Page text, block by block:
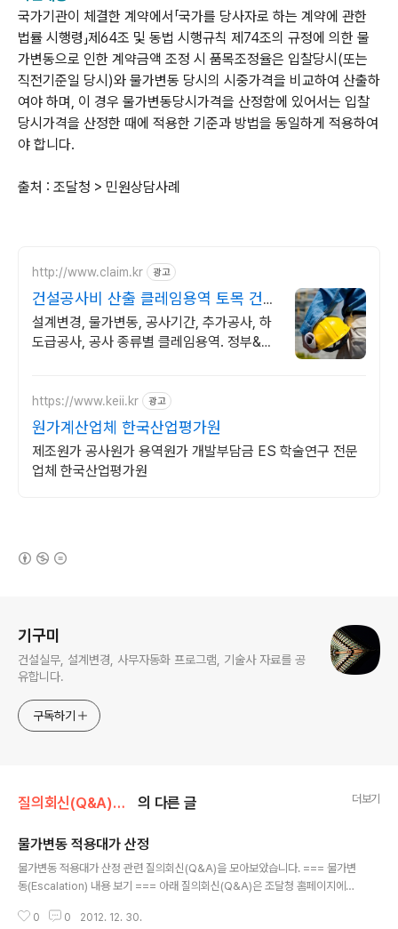
국가기관이 체결한 계약에서「국가를 당사자로 하는 계약에 관한
법률 시행령」제64조 및 동법 시행규칙 제74조의 규정에 의한 물
가변동으로 인한 계약금액 조정 시 품목조정율은 입찰당시(또는
직전기준일 당시)와 물가변동 당시의 시중가격을 비교하여 산출하
여야 하며, 이 경우 물가변동당시가격을 산정함에 있어서는 입찰
당시가격을 산정한 때에 적용한 기준과 방법을 동일하게 적용하여
야 합니다.
출처 : 조달청 > 민원상담사례
http://www.claim.kr 광고
건설공사비 산출 클레임용역 토목 건축
플랜트 전기공사
설계변경, 물가변동, 공사기간, 추가공사, 하
도급공사, 공사 종류별 클레임용역. 정부&민
https://www.keii.kr 광고
원가계산업체 한국산업평가원
제조원가 공사원가 용역원가 개발부담금 ES 학술연구 전문
업체 한국산업평가원
기구미
건설실무, 설계변경, 사무자동화 프로그램, 기술사 자료를 공
유합니다.
구독하기
질의회신(Q&A)모음/물가변동관련 의 다른 글 더보기
물가변동 적용대가 산정
물가변동 적용대가 산정 관련 질의회신(Q&A)을 모아보았습니다. === 물가변
동(Escalation) 내용 보기 === 아래 질의회신(Q&A)은 조달청 홈페이지에서
적용 대가의 산정 공개번호 2008011898 회신일자 2007-11-28 질의내용
0 0 2012. 12. 30.